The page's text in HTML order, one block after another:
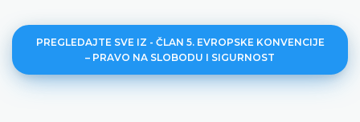
PREGLEDAJTE SVE IZ - ČLAN 5. EVROPSKE KONVENCIJE
– PRAVO NA SLOBODU I SIGURNOST